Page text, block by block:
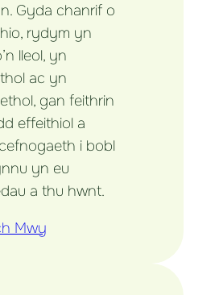
Gyda chanrif o
rydym yn
lleol, yn
ac yn
gan feithrin
effeithiol a
i bobl
yn eu
a thu hwnt.
Mwy